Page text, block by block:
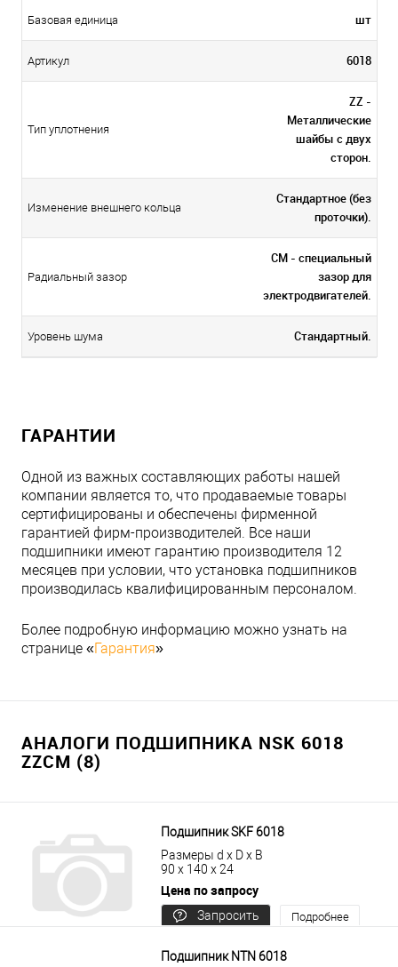
Базовая единица шт
Артикул 6018
Тип уплотнения
ZZ -
Металлические
шайбы с двух
сторон.
Изменение внешнего кольца
Стандартное (без
проточки).
Радиальный зазор
CM - специальный
зазор для
электродвигателей.
Уровень шума Стандартный.
ГАРАНТИИ
Одной из важных составляющих работы нашей
компании является то, что продаваемые товары
сертифицированы и обеспечены фирменной
гарантией фирм-производителей. Все наши
подшипники имеют гарантию производителя 12
месяцев при условии, что установка подшипников
производилась квалифицированным персоналом.
Более подробную информацию можно узнать на
странице «Гарантия»
АНАЛОГИ ПОДШИПНИКА NSK 6018
ZZCM (8)
Подшипник SKF 6018
Размеры d x D x B
90 x 140 x 24
Цена по запросу
Запросить
Подробнее
Подшипник NTN 6018